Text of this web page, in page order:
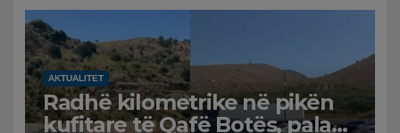
AKTUALITET
Radhë kilometrike në pikën
kufitare të Qafë Botës, pala